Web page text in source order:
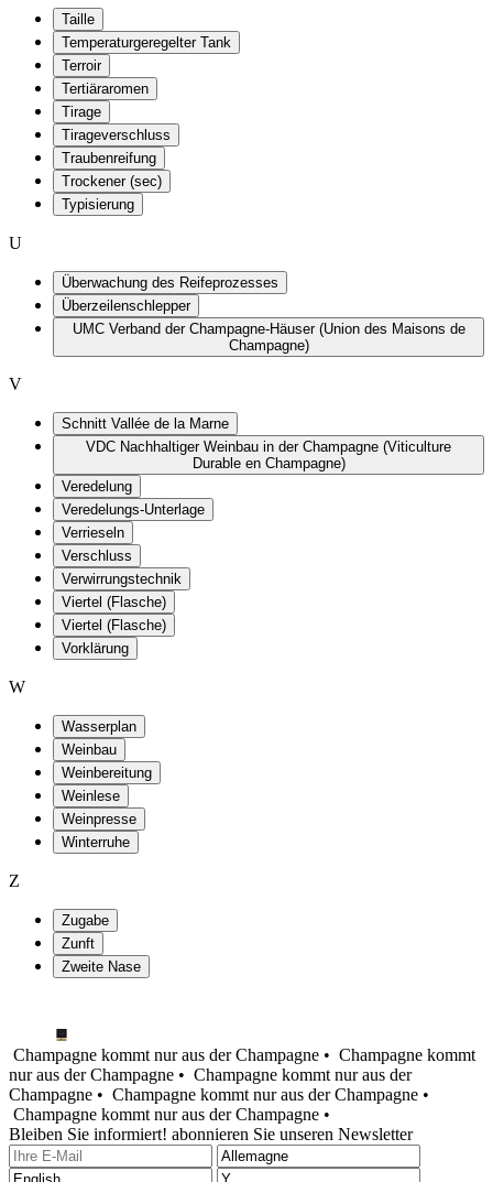
Taille
Temperaturgeregelter Tank
Terroir
Tertiäraromen
Tirage
Tirageverschluss
Traubenreifung
Trockener (sec)
Typisierung
U
Überwachung des Reifeprozesses
Überzeilenschlepper
UMC Verband der Champagne-Häuser (Union des Maisons de
Champagne)
V
Schnitt Vallée de la Marne
VDC Nachhaltiger Weinbau in der Champagne (Viticulture
Durable en Champagne)
Veredelung
Veredelungs-Unterlage
Verrieseln
Verschluss
Verwirrungstechnik
Viertel (Flasche)
Viertel (Flasche)
Vorklärung
W
Wasserplan
Weinbau
Weinbereitung
Weinlese
Weinpresse
Winterruhe
Z
Zugabe
Zunft
Zweite Nase
Champagne kommt nur aus der Champagne • Champagne kommt
nur aus der Champagne • Champagne kommt nur aus der
Champagne • Champagne kommt nur aus der Champagne •
Champagne kommt nur aus der Champagne •
Bleiben Sie informiert! abonnieren Sie unseren Newsletter